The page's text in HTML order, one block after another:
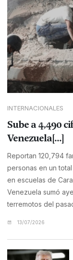
INTERNACIONALES
Sube a 4,490
Venezuela[...]
Reportan 120,794
personas en un
en escuelas de
Venezuela sumó
terremotos del
13/07/2026